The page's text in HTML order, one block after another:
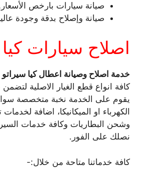
صيانة سيارات بارخص
صيانة وإصلاح بدقة وجودة
اصلاح سيارات
خدمة اصلاح وصيانة اعطال كيا سيراتو
كافة انواع قطع الغيار الاصلية
يقوم على الخدمة نخبة متخصصة
الكهرباء او الميكانيكا، اضافة
وشحن البطاريات وكافة خدمات
نصلك على الفور.
كافة خدماتنا متاحة من خلال:-